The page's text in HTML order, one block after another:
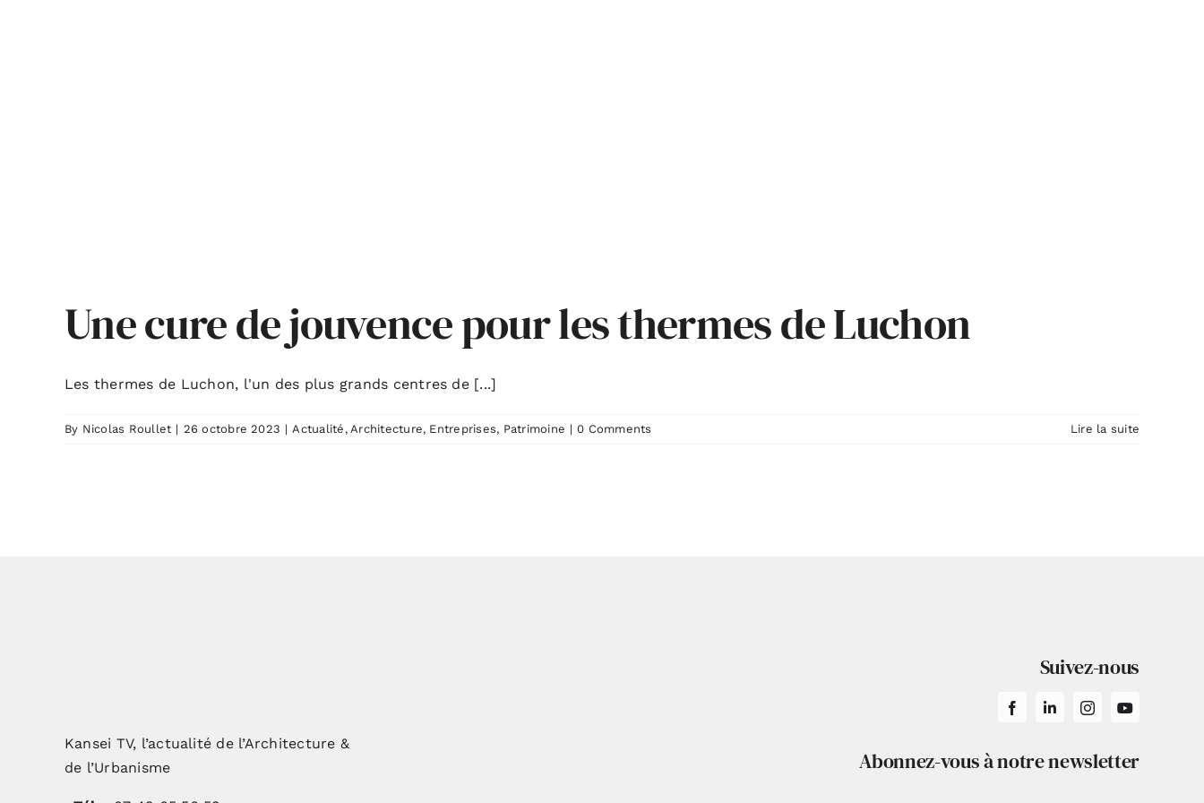
Une cure de jouvence pour les thermes de Luchon
Les thermes de Luchon, l'un des plus grands centres de [...]
By Nicolas Roullet | 26 octobre 2023 | Actualité ,Architecture, Entreprises, Patrimoine | 0 Comments Lire la suite
Kansei TV, l’actualité de l’Architecture &
de l’Urbanisme
Suivez-nous
Abonnez-vous à notre newsletter